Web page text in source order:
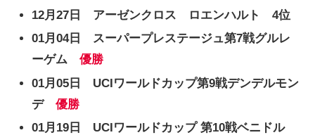
12月27日 アーゼンクロス ロエンハルト 4位
01月04日 スーパープレステージュ第7戦グルレ
ーゲム優勝
01月05日 UCIワールドカップ第9戦デンデルモン
デ優勝
01月19日 UCIワールドカップ 第10戦ベニドル